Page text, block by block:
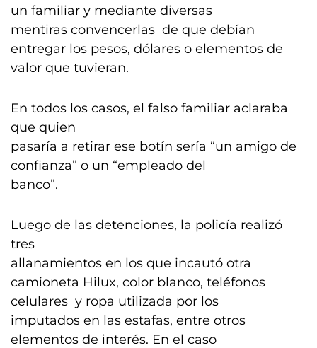
un familiar y mediante diversas
mentiras convencerlas de que debían
entregar los pesos, dólares o elementos de
valor que tuvieran.
En todos los casos, el falso familiar aclaraba
que quien
pasaría a retirar ese botín sería “un amigo de
confianza” o un “empleado del
banco”.
Luego de las detenciones, la policía realizó
tres
allanamientos en los que incautó otra
camioneta Hilux, color blanco, teléfonos
celulares y ropa utilizada por los
imputados en las estafas, entre otros
elementos de interés. En el caso